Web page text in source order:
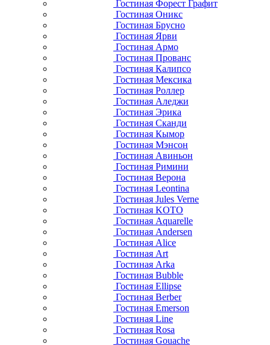
Гостиная Форест Графит
Гостиная Оникс
Гостиная Брусно
Гостиная Ярви
Гостиная Армо
Гостиная Прованс
Гостиная Калипсо
Гостиная Мексика
Гостиная Роллер
Гостиная Аледжи
Гостиная Эрика
Гостиная Сканди
Гостиная Кымор
Гостиная Мэнсон
Гостиная Авиньон
Гостиная Римини
Гостиная Верона
Гостиная Leontina
Гостиная Jules Verne
Гостиная KOTO
Гостиная Aquarelle
Гостиная Andersen
Гостиная Alice
Гостиная Art
Гостиная Arka
Гостиная Bubble
Гостиная Ellipse
Гостиная Berber
Гостиная Emerson
Гостиная Line
Гостиная Rosa
Гостиная Gouache